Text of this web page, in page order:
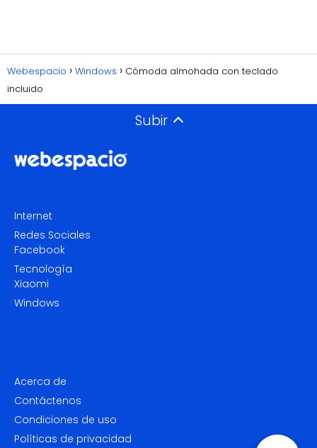
Webespacio Windows
Cómoda almohada con teclado
incluido
Subir
Internet
Redes Sociales
Facebook
Tecnología
Xiaomi
Windows
Acerca de
Contáctenos
Condiciones de uso
Políticas de privacidad